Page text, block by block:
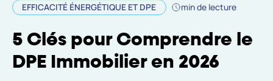
EFFICACITÉ ÉNERGÉTIQUE ET DPE min de lecture
5 Clés pour Comprendre le
DPE Immobilier en 2026